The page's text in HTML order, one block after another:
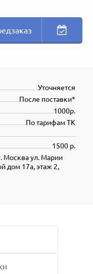
Уточняется
После поставки*
1000р.
По тарифам ТК
1500 р.
Москва ул. Марии
дом 17а, этаж 2,